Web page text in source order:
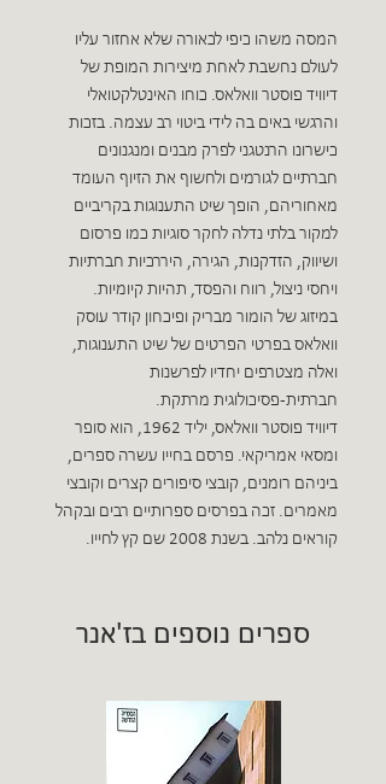
המסה משהו כיפי לכאורה שלא אחזור עליו
לעולם נחשבת לאחת מיצירות המופת של
דיוויד פוסטר וואלאס. כוחו האינטלקטואלי
והרגשי באים בה לידי ביטוי רב עצמה. בזכות
כישרונו הרנטגני לפרק מבנים ומנגנונים
חברתיים לגורמים ולחשוף את הזיוף העומד
מאחוריהם, הופך שיט התענוגות בקריביים
למקור בלתי נדלה לחקר סוגיות כמו פרסום
ושיווק, הזדקנות, הגירה, היררכיות חברתיות
ויחסי ניצול, רווח והפסד, תהיות קיומיות.
במיזוג של הומור מבריק ופיכחון קודר עוסק
וואלאס בפרטי הפרטים של שיט התענוגות,
ואלה מצטרפים יחדיו לפרשנות
חברתית-פסיכולוגית מרתקת.
דיוויד פוסטר וואלאס, יליד 1962, הוא סופר
ומסאי אמריקאי. פרסם בחייו עשרה ספרים,
ביניהם רומנים, קובצי סיפורים קצרים וקובצי
מאמרים. זכה בפרסים ספרותיים רבים ובקהל
קוראים נלהב. בשנת 2008 שם קץ לחייו.
ספרים נוספים בז'אנר